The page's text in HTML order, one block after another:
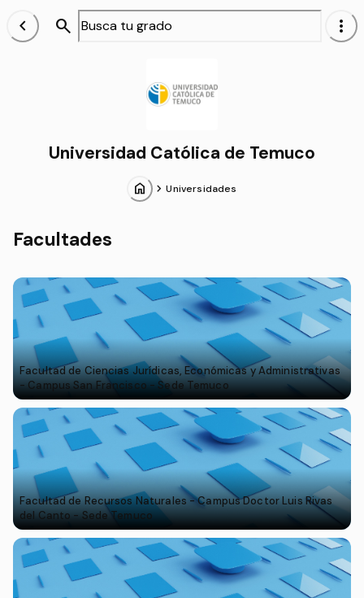
chevron_left search more_vert
Universidad Católica de Temuco
home chevron_forwardUniversidades
Facultades
Facultad de Ciencias Jurídicas, Económicas y Administrativas
- Campus San Francisco - Sede Temuco
Facultad de Recursos Naturales - Campus Doctor Luis Rivas
del Canto - Sede Temuco